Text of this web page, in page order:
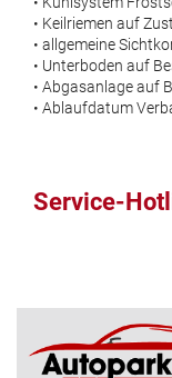
• Keilriemen auf
• allgemeine
• Unterboden auf
• Abgasanlage auf
• Ablaufdatum
Service-